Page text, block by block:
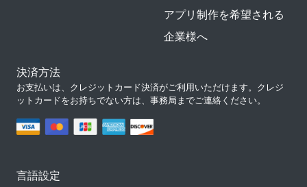
アプリ制作を希望される
企業様へ
決済方法
お支払いは、クレジットカード決済がご利用いただけます。クレジ
ットカードをお持ちでない方は、事務局までご連絡ください。
言語設定